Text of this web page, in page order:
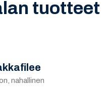
tuotteet
nahallinen